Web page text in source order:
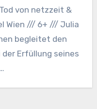
von netzzeit &
Wien /// 6+ /// Julia
begleitet den
Erfüllung seines